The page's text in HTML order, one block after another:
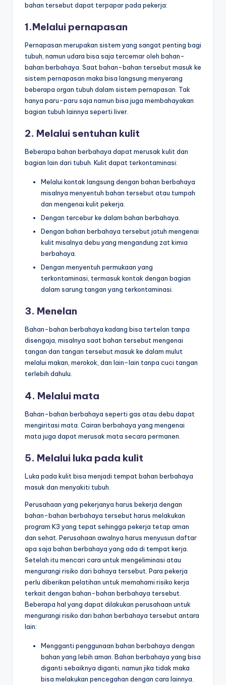
bahan tersebut dapat terpapar pada pekerja:
1.Melalui pernapasan
Pernapasan merupakan sistem yang sangat penting bagi
tubuh, namun udara bisa saja tercemar oleh bahan-
bahan berbahaya. Saat bahan-bahan tersebut masuk ke
sistem pernapasan maka bisa langsung menyerang
beberapa organ tubuh dalam sistem pernapasan. Tak
hanya paru-paru saja namun bisa juga membahayakan
bagian tubuh lainnya seperti liver.
2. Melalui sentuhan kulit
Beberapa bahan berbahaya dapat merusak kulit dan
bagian lain dari tubuh. Kulit dapat terkontaminasi:
Melalui kontak langsung dengan bahan berbahaya
misalnya menyentuh bahan tersebut atau tumpah
dan mengenai kulit pekerja.
Dengan tercebur ke dalam bahan berbahaya.
Dengan bahan berbahaya tersebut jatuh mengenai
kulit misalnya debu yang mengandung zat kimia
berbahaya.
Dengan menyentuh permukaan yang
terkontaminasi, termasuk kontak dengan bagian
dalam sarung tangan yang terkontaminasi.
3. Menelan
Bahan-bahan berbahaya kadang bisa tertelan tanpa
disengaja, misalnya saat bahan tersebut mengenai
tangan dan tangan tersebut masuk ke dalam mulut
melalui makan, merokok, dan lain-lain tanpa cuci tangan
terlebih dahulu.
4. Melalui mata
Bahan-bahan berbahaya seperti gas atau debu dapat
mengiritasi mata. Cairan berbahaya yang mengenai
mata juga dapat merusak mata secara permanen.
5. Melalui luka pada kulit
Luka pada kulit bisa menjadi tempat bahan berbahaya
masuk dan menyakiti tubuh.
Perusahaan yang pekerjanya harus bekerja dengan
bahan-bahan berbahaya tersebut harus melakukan
program K3 yang tepat sehingga pekerja tetap aman
dan sehat. Perusahaan awalnya harus menyusun daftar
apa saja bahan berbahaya yang ada di tempat kerja.
Setelah itu mencari cara untuk mengeliminasi atau
mengurangi risiko dari bahaya tersebut. Para pekerja
perlu diberikan pelatihan untuk memahami risiko kerja
terkait dengan bahan-bahan berbahaya tersebut.
Beberapa hal yang dapat dilakukan perusahaan untuk
mengurangi risiko dari bahan berbahaya tersebut antara
lain:
Mengganti penggunaan bahan berbahaya dengan
bahan yang lebih aman. Bahan berbahaya yang bisa
diganti sebaiknya diganti, namun jika tidak maka
bisa melakukan pencegahan dengan cara lainnya.